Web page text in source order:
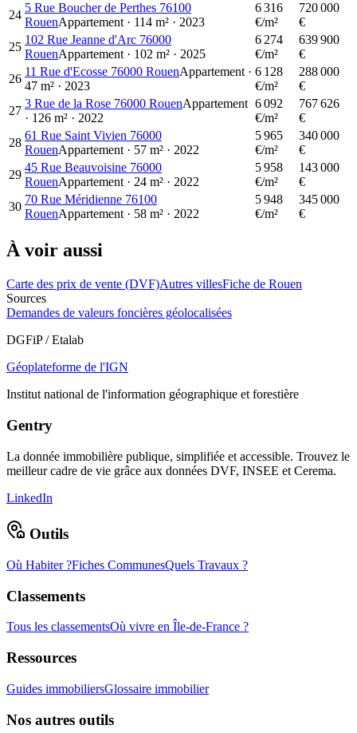
24
5 Rue Boucher de Perthes 76100
RouenAppartement · 114 m² · 2023
6 316
€/m²
720 000
€
25
102 Rue Jeanne d'Arc 76000
RouenAppartement · 102 m² · 2025
6 274
€/m²
639 900
€
26
11 Rue d'Ecosse 76000 RouenAppartement ·
47 m² · 2023
6 128
€/m²
288 000
€
27
3 Rue de la Rose 76000 RouenAppartement
· 126 m² · 2022
6 092
€/m²
767 626
€
28
61 Rue Saint Vivien 76000
RouenAppartement · 57 m² · 2022
5 965
€/m²
340 000
€
29
45 Rue Beauvoisine 76000
RouenAppartement · 24 m² · 2022
5 958
€/m²
143 000
€
30
70 Rue Méridienne 76100
RouenAppartement · 58 m² · 2022
5 948
€/m²
345 000
€
À voir aussi
Carte des prix de vente (DVF)Autres villesFiche de Rouen
Sources
Demandes de valeurs foncières géolocalisées
DGFiP / Etalab
Géoplateforme de l'IGN
Institut national de l'information géographique et forestière
Gentry
La donnée immobilière publique, simplifiée et accessible. Trouvez le
meilleur cadre de vie grâce aux données DVF, INSEE et Cerema.
LinkedIn
Outils
Où Habiter ?Fiches CommunesQuels Travaux ?
Classements
Tous les classementsOù vivre en Île-de-France ?
Ressources
Guides immobiliersGlossaire immobilier
Nos autres outils